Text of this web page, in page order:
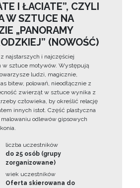
I ŁACIATE”, CZYLI
W SZTUCE NA
„PANORAMY
(NOWOŚĆ)
najstarszych i najczęściej
w sztuce motywów. Występują
ludzi, magicznie,
bitew, polowań, nieodłącznie z
zwierząt w sztuce wynika z
człowieka, by określić relację
innych istot. Część plastyczna
odlewów gipsowych
liczba uczestników
do 25 osób (grupy
zorganizowane)
wiek uczestników
Oferta skierowana do